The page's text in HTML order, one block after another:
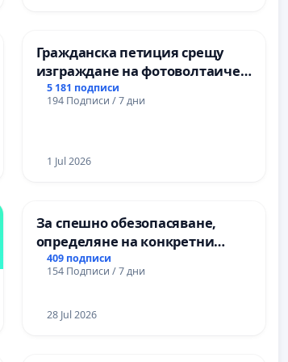
гимназия „
Гражданска петиция срещу
изграждане на фотоволтаичен
парк в с.Прибой, общ. Радомир
5 181 подписи
194 Подписи / 7 дни
1 Jul 2026
За спешно обезопасяване,
определяне на конкретни
срокове и извършване на
цялостна рехабилитация на
пътен възел АМ „Тракия“ - гр.
409 подписи
154 Подписи / 7 дни
28 Jul 2026